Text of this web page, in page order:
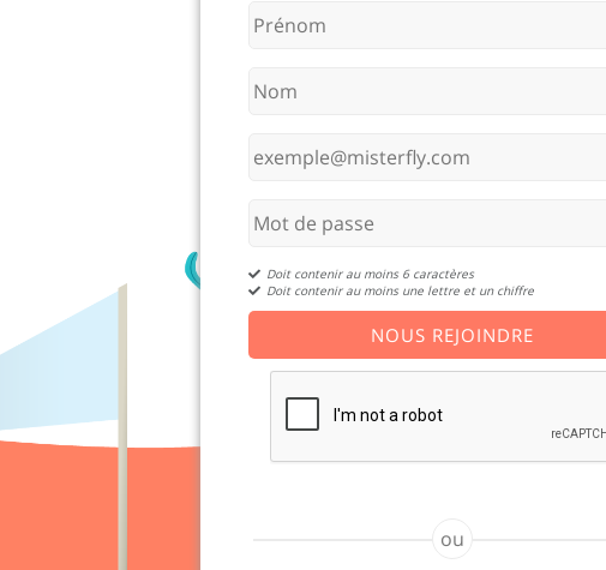
Doit contenir au moins 6 caractères
Doit contenir au moins une lettre et un chiffre
NOUS REJOINDRE
ou